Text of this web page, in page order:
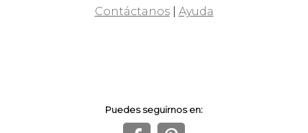
Contáctanos| Ayuda
Puedes seguirnos en: